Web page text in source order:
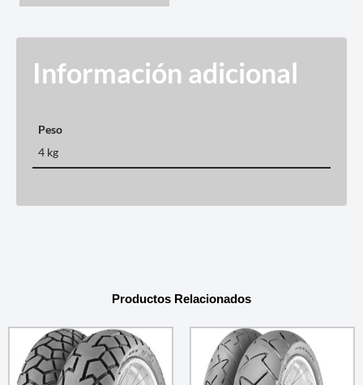
Información adicional
Peso
4 kg
Productos Relacionados